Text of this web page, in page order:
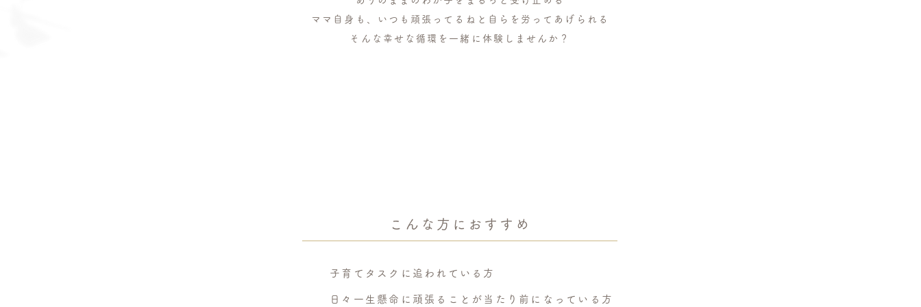
ママ自身も、いつも頑張ってるねと自らを労ってあげられる
そんな幸せな循環を一緒に体験しませんか？
こんな方におすすめ
子育てタスクに追われている方
日々一生懸命に頑張ることが当たり前になっている方